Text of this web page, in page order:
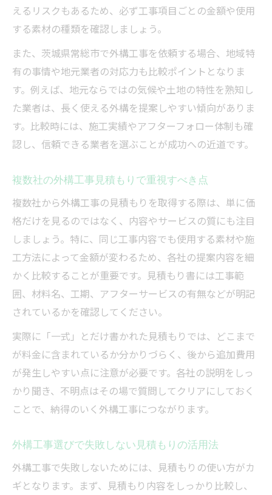
えるリスクもあるため、必ず工事項目ごとの金額や使用
する素材の種類を確認しましょう。
また、茨城県常総市で外構工事を依頼する場合、地域特
有の事情や地元業者の対応力も比較ポイントとなりま
す。例えば、地元ならではの気候や土地の特性を熟知し
た業者は、長く使える外構を提案しやすい傾向がありま
す。比較時には、施工実績やアフターフォロー体制も確
認し、信頼できる業者を選ぶことが成功への近道です。
複数社の外構工事見積もりで重視すべき点
複数社から外構工事の見積もりを取得する際は、単に価
格だけを見るのではなく、内容やサービスの質にも注目
しましょう。特に、同じ工事内容でも使用する素材や施
工方法によって金額が変わるため、各社の提案内容を細
かく比較することが重要です。見積もり書には工事範
囲、材料名、工期、アフターサービスの有無などが明記
されているかを確認してください。
実際に「一式」とだけ書かれた見積もりでは、どこまで
が料金に含まれているか分かりづらく、後から追加費用
が発生しやすい点に注意が必要です。各社の説明をしっ
かり聞き、不明点はその場で質問してクリアにしておく
ことで、納得のいく外構工事につながります。
外構工事選びで失敗しない見積もりの活用法
外構工事で失敗しないためには、見積もりの使い方がカ
ギとなります。まず、見積もり内容をしっかり比較し、